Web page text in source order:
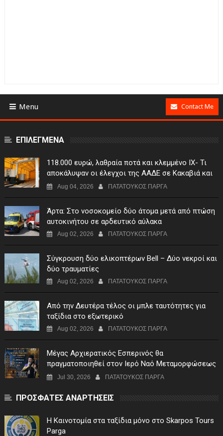
Menu Contact Me
ΕΠΙΛΕΓΜΕΝΑ
118.000 ευρώ, λαθραία ποτά και κλεμμένο ΙΧ- Τι
αποκάλυψαν οι έλεγχοι της ΑΑΔΕ σε Κακαβιά και
Μαυρομάτι
Aug 04, 2026 ΠΑΤΑΤΟΥΚΟΣ ΠΑΡΓΑ
Άρτα: Στο νοσοκομείο δύο άτομα μετά από πτώση
αυτοκινήτου σε αρδευτικό αύλακα
Aug 02, 2026 ΠΑΤΑΤΟΥΚΟΣ ΠΑΡΓΑ
Σύγκρουση δύο ελικοπτέρων Bell – Δύο νεκροί και
δύο τραυματίες
Aug 02, 2026 ΠΑΤΑΤΟΥΚΟΣ ΠΑΡΓΑ
Από την Δευτέρα τέλος οι μπλε ταυτότητες για
ταξίδια στο εξωτερικό
Aug 02, 2026 ΠΑΤΑΤΟΥΚΟΣ ΠΑΡΓΑ
Μέγας Αρχιερατικός Εσπερινός θα
πραγματοποιηθεί στον Ιερό Ναό Μεταμορφώσεως
του Σωτήρος Σταυροχωρίου στης 5 Αυγούστου
Jul 30, 2026 ΠΑΤΑΤΟΥΚΟΣ ΠΑΡΓΑ
ΠΡΟΣΦΑΤΕΣ ΑΝΑΡΤΗΣΕΙΣ
Η Καινοτομία στα ταξίδια μόνο στο Skarpos Tours
Parga